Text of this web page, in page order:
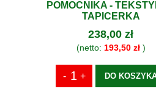
POMOCNIKA -
TAPICERKA
238,00 zł
(netto: 193,50 zł)
DO